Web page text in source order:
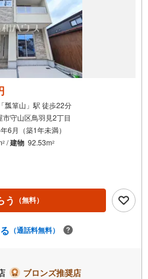
瓢箪山」駅 徒歩22分
市守山区鳥羽見2丁目
6月（築1年未満）
2 /建物 92.53m2
う （無料）
（通話料無料）
ブロンズ推奨店